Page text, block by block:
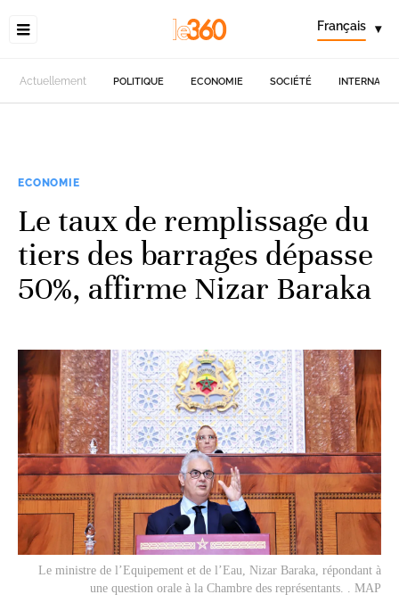
Français ▾
Actuellement POLITIQUE ECONOMIE SOCIÉTÉ
ECONOMIE
Le taux de remplissage du
tiers des barrages dépasse
50%, affirme Nizar Baraka
Le ministre de l’Equipement et de l’Eau, Nizar Baraka, répondant à
une question orale à la Chambre des représentants. . MAP